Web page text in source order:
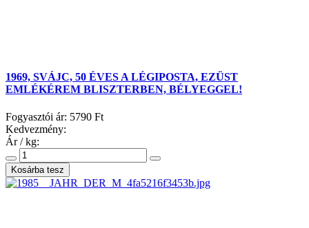
1969, SVÁJC, 50 ÉVES A LÉGIPOSTA, EZÜST
EMLÉKÉREM BLISZTERBEN, BÉLYEGGEL!
Fogyasztói ár: 5790 Ft
Kedvezmény:
Ár / kg: